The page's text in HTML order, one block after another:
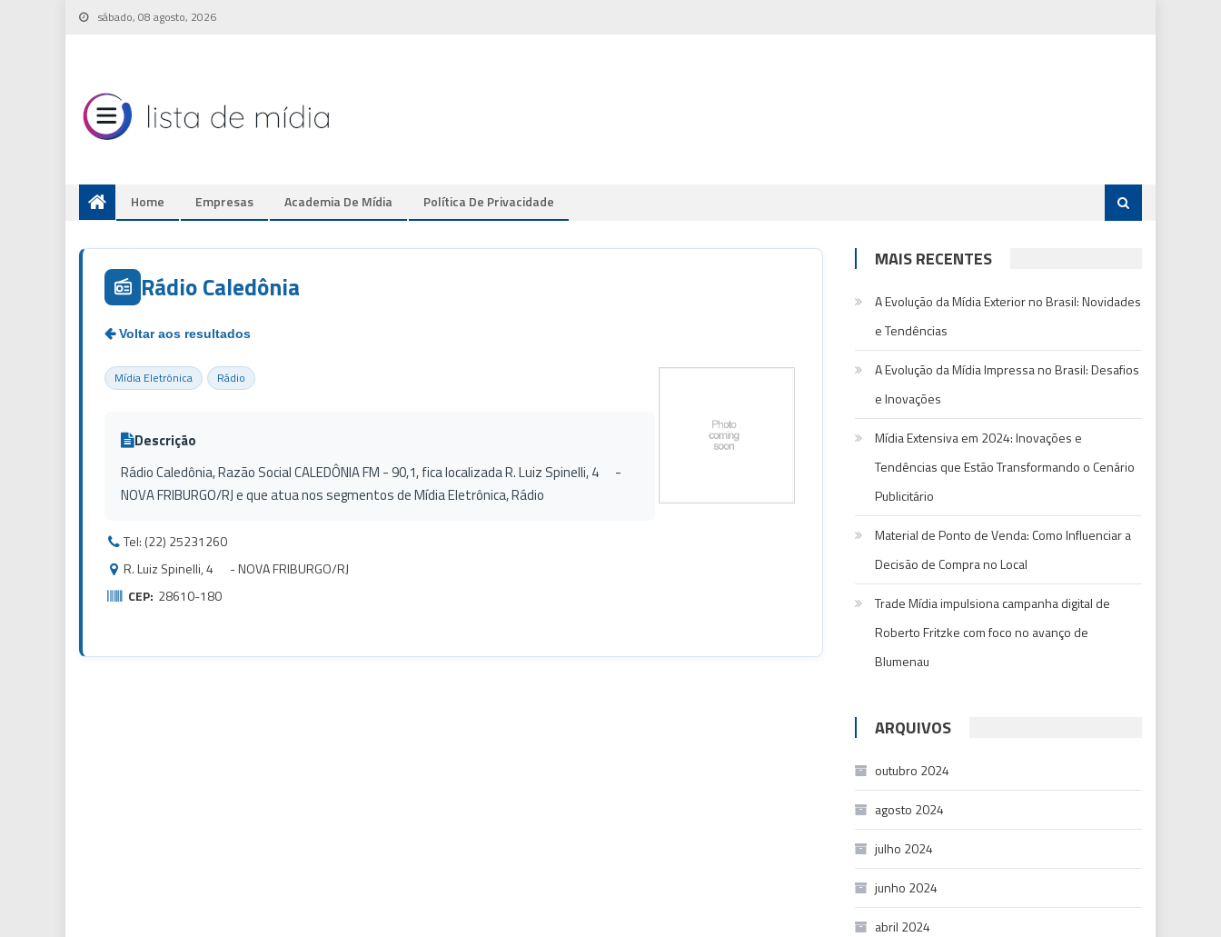
Skip sábado, 08 agosto, 2026
Home Empresas Academia De Mídia Política De Privacidade
Rádio Caledônia
Mídia Eletrônica Rádio
Descrição
Rádio Caledônia, Razão Social CALEDÔNIA FM - 90,1, fica localizada R. Luiz Spinelli, 4 -
NOVA FRIBURGO/RJ e que atua nos segmentos de Mídia Eletrônica, Rádio
Tel: (22) 25231260
R. Luiz Spinelli, 4 - NOVA FRIBURGO/RJ
CEP: 28610-180
MAIS RECENTES
A Evolução da Mídia Exterior no Brasil: Novidades
e Tendências
A Evolução da Mídia Impressa no Brasil: Desafios
e Inovações
Mídia Extensiva em 2024: Inovações e
Tendências que Estão Transformando o Cenário
Publicitário
Material de Ponto de Venda: Como Influenciar a
Decisão de Compra no Local
Trade Mídia impulsiona campanha digital de
Roberto Fritzke com foco no avanço de
Blumenau
ARQUIVOS
outubro 2024
agosto 2024
julho 2024
junho 2024
abril 2024